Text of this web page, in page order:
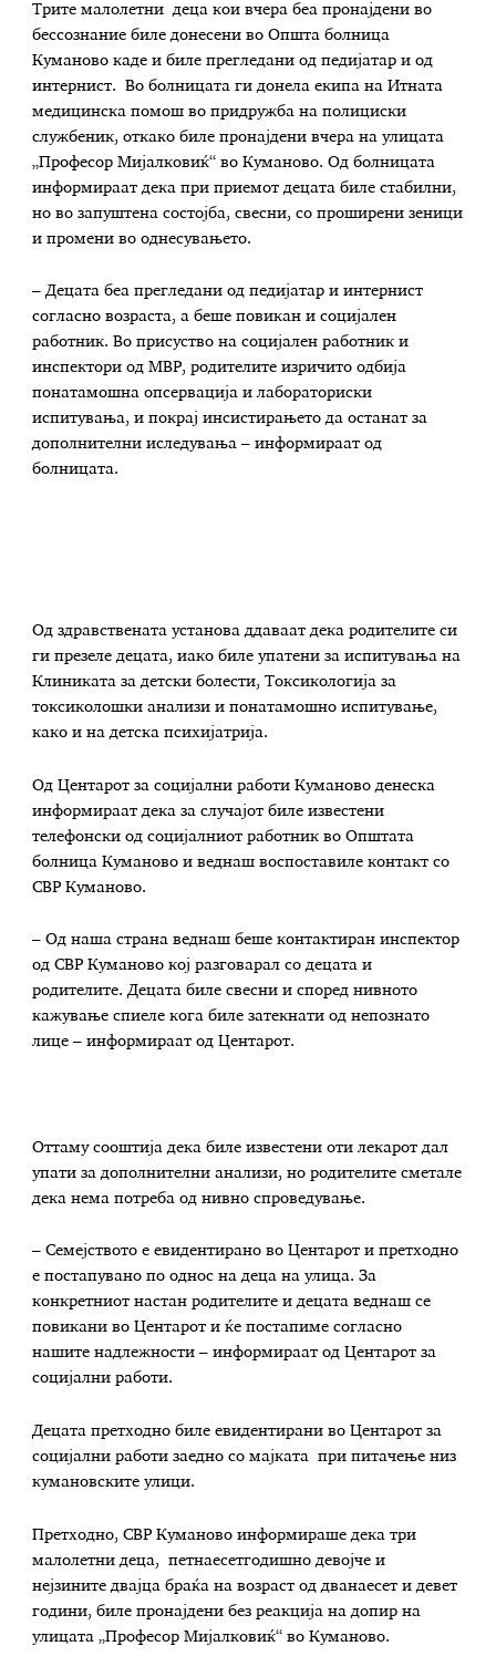
Трите малолетни деца кои вчера беа пронајдени во
бессознание биле донесени во Општа болница
Куманово каде и биле прегледани од педијатар и од
интернист. Во болницата ги донела екипа на Итната
медицинска помош во придружба на полициски
службеник, откако биле пронајдени вчера на улицата
„Професор Мијалковиќ“ во Куманово. Од болницата
информираат дека при приемот децата биле стабилни,
но во запуштена состојба, свесни, со проширени зеници
и промени во однесувањето.
– Децата беа прегледани од педијатар и интернист
согласно возраста, а беше повикан и социјален
работник. Во присуство на социјален работник и
инспектори од МВР, родителите изричито одбија
понатамошна опсервација и лабораториски
испитувања, и покрај инсистирањето да останат за
дополнителни иследувања – информираат од
болницата.
Од здравствената установа ддаваат дека родителите си
ги презеле децата, иако биле упатени за испитувања на
Клиниката за детски болести, Токсикологија за
токсиколошки анализи и понатамошно испитување,
како и на детска психијатрија.
Од Центарот за социјални работи Куманово денеска
информираат дека за случајот биле известени
телефонски од социјалниот работник во Општата
болница Куманово и веднаш воспоставиле контакт со
СВР Куманово.
– Од наша страна веднаш беше контактиран инспектор
од СВР Куманово кој разговарал со децата и
родителите. Децата биле свесни и според нивното
кажување спиеле кога биле затекнати од непознато
лице – информираат од Центарот.
Оттаму сооштија дека биле известени оти лекарот дал
упати за дополнителни анализи, но родителите сметале
дека нема потреба од нивно спроведување.
– Семејството е евидентирано во Центарот и претходно
е постапувано по однос на деца на улица. За
конкретниот настан родителите и децата веднаш се
повикани во Центарот и ќе постапиме согласно
нашите надлежности – информираат од Центарот за
социјални работи.
Децата претходно биле евидентирани во Центарот за
социјални работи заедно со мајката при питачење низ
кумановските улици.
Претходно, СВР Куманово информираше дека три
малолетни деца, петнаесетгодишно девојче и
нејзините двајца браќа на возраст од дванаесет и девет
години, биле пронајдени без реакција на допир на
улицата „Професор Мијалковиќ“ во Куманово.